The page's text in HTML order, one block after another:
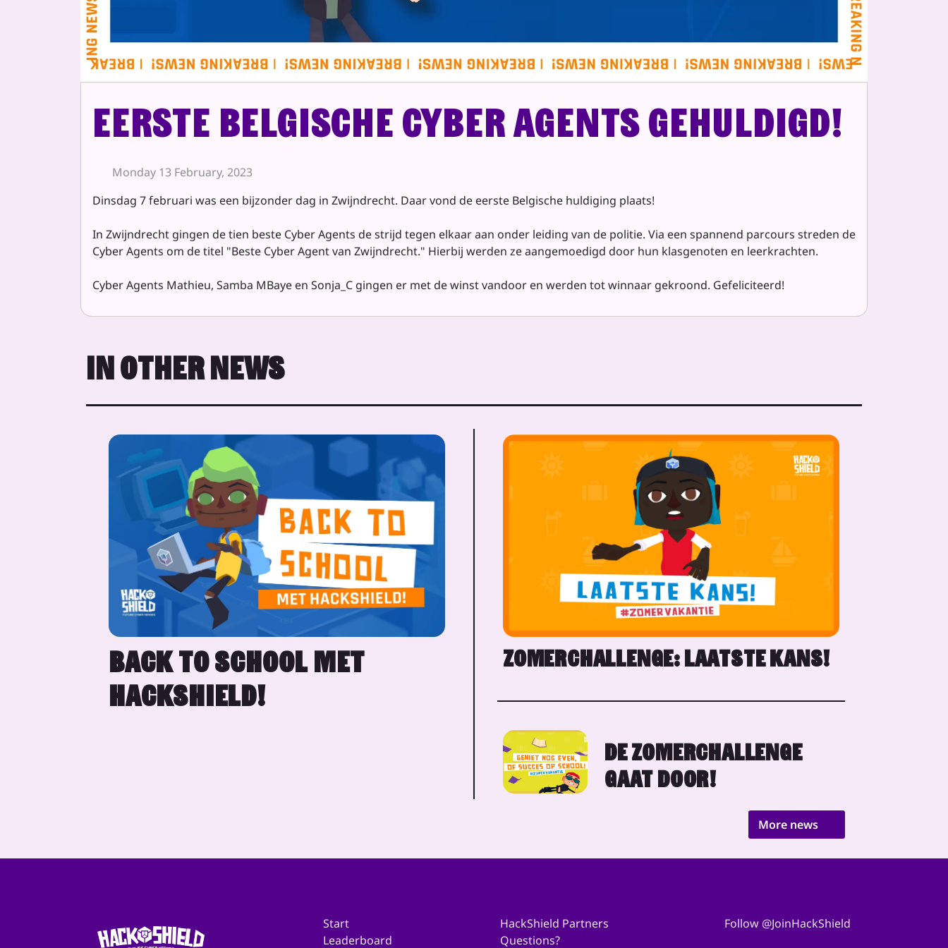
Eerste Belgische Cyber Agents gehuldigd!
Monday 13 February, 2023
Dinsdag 7 februari was een bijzonder dag in Zwijndrecht. Daar vond de eerste Belgische huldiging plaats!
In Zwijndrecht gingen de tien beste Cyber Agents de strijd tegen elkaar aan onder leiding van de politie. Via een spannend parcours streden de
Cyber Agents om de titel "Beste Cyber Agent van Zwijndrecht." Hierbij werden ze aangemoedigd door hun klasgenoten en leerkrachten.
Cyber Agents Mathieu, Samba MBaye en Sonja_C gingen er met de winst vandoor en werden tot winnaar gekroond. Gefeliciteerd!
IN OTHER NEWS
BACK TO SCHOOL MET
HACKSHIELD!
ZOMERCHALLENGE: LAATSTE KANS!
DE ZOMERCHALLENGE
GAAT DOOR!
More news
Start
Leaderboard
HackShield Partners
Questions?
Follow @JoinHackShield